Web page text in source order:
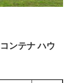
ンテナ ハウ